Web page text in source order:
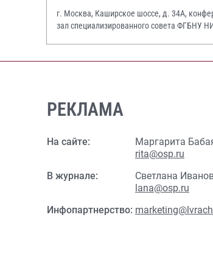
г. Москва, Каширское шоссе, д. 34А,
зал специализированного совета ФГБНУ
РЕКЛАМА
На сайте:
Маргарита
rita@osp.ru
В журнале:
Светлана
lana@osp.ru
Инфопартнерство: